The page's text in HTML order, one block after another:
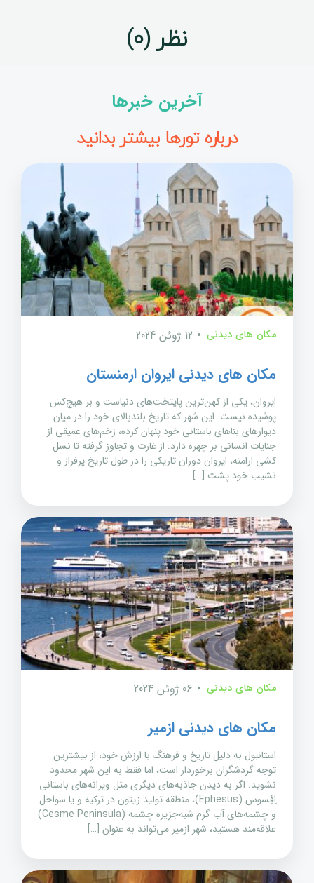
نظر (0)
آخرین خبرها
درباره تورها بیشتر بدانید
مکان های دیدنی 12 ژوئن 2024
مکان های دیدنی ایروان ارمنستان
ایروان، یکی از کهن‌ترین پایتخت‌های دنیاست و بر هیچ‌کس
پوشیده نیست. این شهر که تاریخ بلندبالای خود را در میان
دیوارهای بناهای باستانی خود پنهان کرده، زخم‌های عمیقی از
جنایات انسانی بر چهره دارد: از غارت و تجاوز گرفته تا نسل
کشی ارامنه، ایروان دوران تاریکی را در طول تاریخ پرفراز و
نشیب خود پشت […]
مکان های دیدنی 06 ژوئن 2024
مکان های دیدنی ازمیر
استانبول به دلیل تاریخ و فرهنگ با ارزش خود، از بیشترین
توجه گردشگران برخوردار است، اما فقط به این شهر محدود
نشوید. اگر به دیدن جاذبه‌های دیگری مثل ویرانه‌های باستانی
اِفِسوس (Ephesus)، منطقه تولید زیتون در ترکیه و یا سواحل
و چشمه‌های آب گرم شبه‌جزیره چشمه (Cesme Peninsula)
علاقه‌مند هستید، شهر ازمیر می‌تواند به عنوان […]